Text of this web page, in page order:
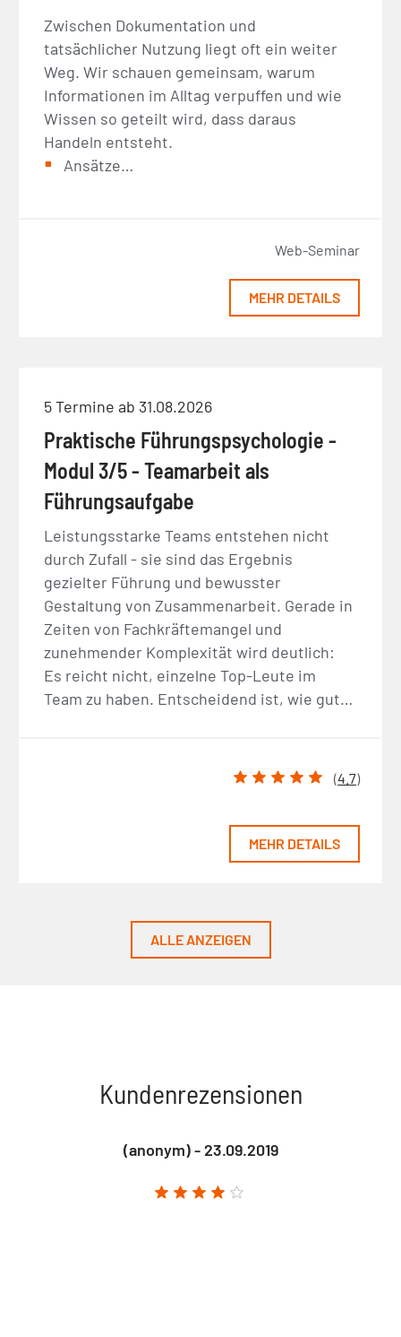
Zwischen Dokumentation und
tatsächlicher Nutzung liegt oft ein weiter
Weg. Wir schauen gemeinsam, warum
Informationen im Alltag verpuffen und wie
Wissen so geteilt wird, dass daraus
Handeln entsteht.
Ansätze…
Web-Seminar
MEHR DETAILS
5 Termine ab 31.08.2026
Praktische Führungspsychologie -
Modul 3/5 - Teamarbeit als
Führungsaufgabe
Leistungsstarke Teams entstehen nicht
durch Zufall - sie sind das Ergebnis
gezielter Führung und bewusster
Gestaltung von Zusammenarbeit. Gerade in
Zeiten von Fachkräftemangel und
zunehmender Komplexität wird deutlich:
Es reicht nicht, einzelne Top-Leute im
Team zu haben. Entscheidend ist, wie gut…
(4.7)
MEHR DETAILS
ALLE ANZEIGEN
Kundenrezensionen
(anonym) - 23.09.2019